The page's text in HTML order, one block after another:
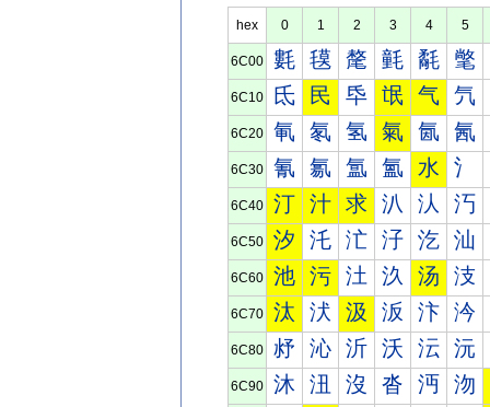
hex 0 1 2 3 4 5
6C00 氀 氁 氂 氃 氄 氅
6C10 氐 民 氒 氓 气 氕
6C20 氠 氡 氢 氣 氤 氥
6C30 氰 氱 氲 氳 水 氵
6C40 汀 汁 求 汃 汄 汅
6C50 汐 汑 汒 汓 汔 汕
6C60 池 污 汢 汣 汤 汥
6C70 汰 汱 汲 汳 汴 汵
6C80 沀 沁 沂 沃 沄 沅
6C90 沐 沑 沒 沓 沔 沕